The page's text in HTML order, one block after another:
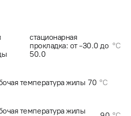
стационарная
прокладка: от -30.0 до
50.0
°C
температура жилы 70 °C
температура жилы